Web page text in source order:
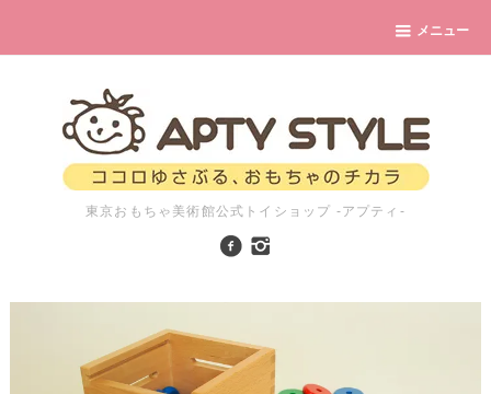
メニュー
東京おもちゃ美術館公式トイショップ -アプティ-